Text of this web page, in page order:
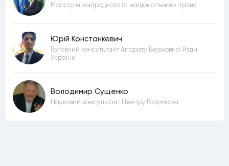
Магістр міжнародного та національного права
Юрій Констанкевич
Головний консультант Апарату Верховної Ради
України
Володимир Сущенко
Науковий консультант Центру Разумкова